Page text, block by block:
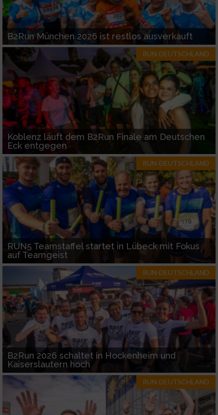
B2Run München 2026 ist restlos ausverkauft
RUN-DEUTSCHLAND
Koblenz läuft dem B2Run Finale am Deutschen
Eck entgegen
RUN-DEUTSCHLAND
RUN5 Teamstaffel startet in Lübeck mit Fokus
auf Teamgeist
RUN-DEUTSCHLAND
B2Run 2026 schaltet in Hockenheim und
Kaiserslautern hoch
RUN-DEUTSCHLAND